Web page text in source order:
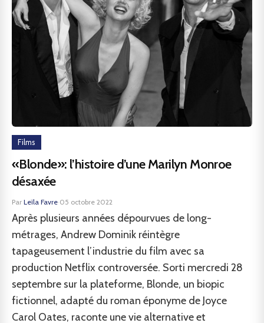
Films
«Blonde»: l’histoire d’une Marilyn Monroe
désaxée
Par Leïla Favre·05 octobre 2022
Après plusieurs années dépourvues de long-
métrages, Andrew Dominik réintègre
tapageusement l’industrie du film avec sa
production Netflix controversée. Sorti mercredi 28
septembre sur la plateforme, Blonde, un biopic
fictionnel, adapté du roman éponyme de Joyce
Carol Oates, raconte une vie alternative et